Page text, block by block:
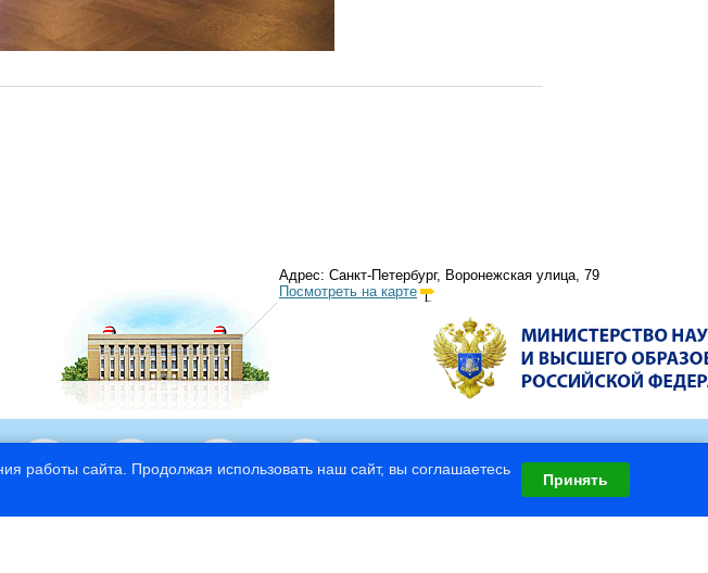
Адрес: Санкт-Петербург, Воронежская улица, 79
Посмотреть на карте
работы сайта. Продолжая использовать наш сайт, вы соглашаетесь
Принять